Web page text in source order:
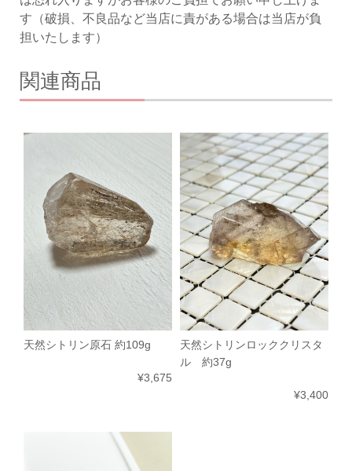
す（破損、不良品など当店に責がある場合は当店が負
担いたします）
関連商品
天然シトリン原石 約109g
¥3,675
天然シトリンロッククリスタ
ル 約37g
¥3,400